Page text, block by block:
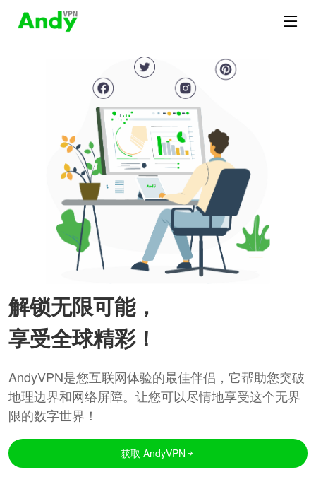
解锁无限可能，
享受全球精彩！
AndyVPN是您互联网体验的最佳伴侣，它帮助您突破
地理边界和网络屏障。让您可以尽情地享受这个无界
限的数字世界！
获取 AndyVPN